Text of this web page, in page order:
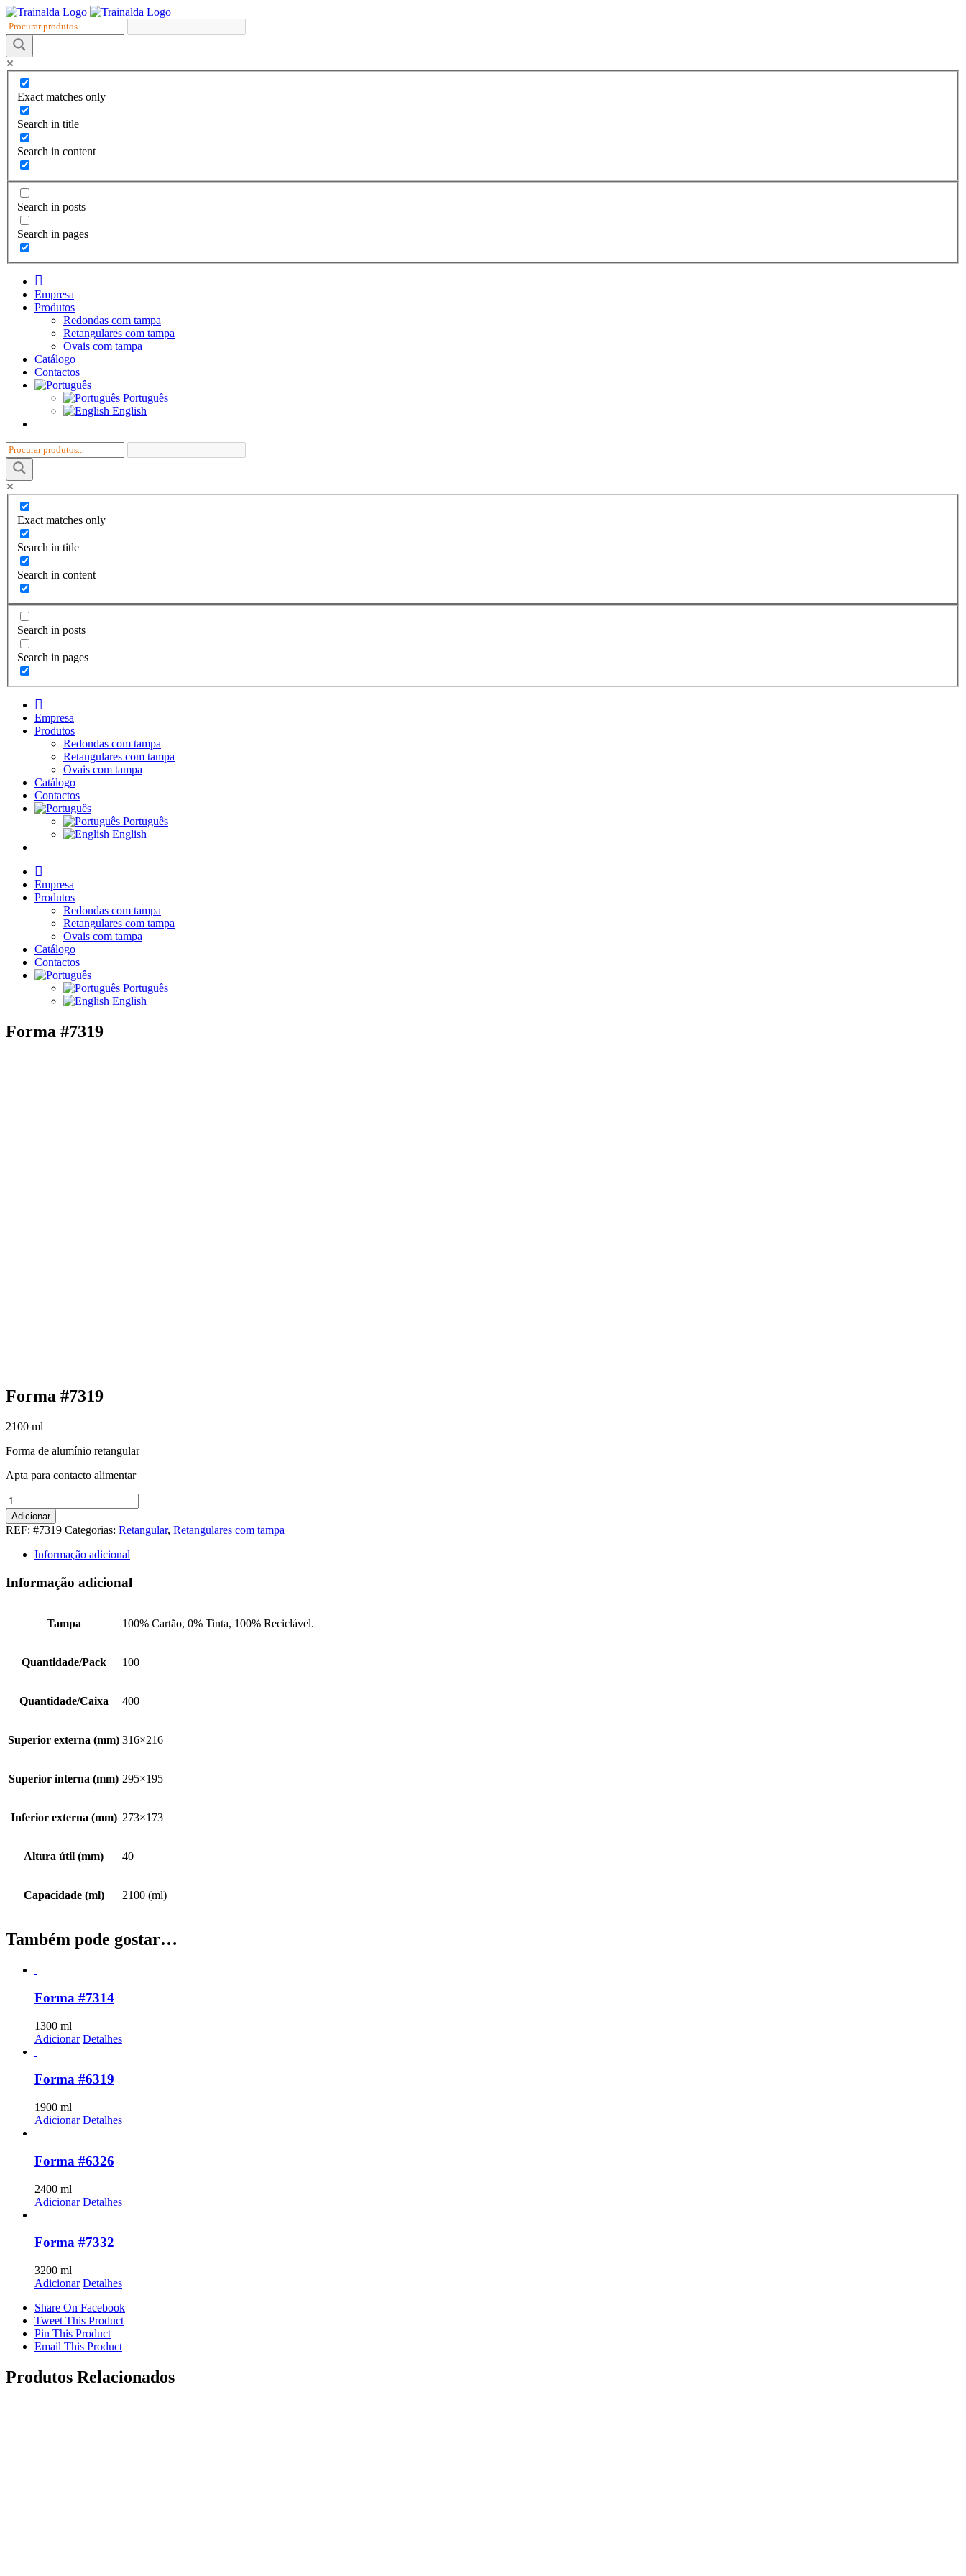
Skip
to
content
Exact matches only
Search in title
Search in content
Search in posts
Search in pages
n
i
Empresa
Produtos
Redondas com tampa
Retangulares com tampa
Ovais com tampa
Catálogo
Contactos
Português
English
Exact matches only
Search in title
Search in content
Search in posts
Search in pages
n
i
Empresa
Produtos
Redondas com tampa
Retangulares com tampa
Ovais com tampa
Catálogo
Contactos
Português
English
n
i
Empresa
Produtos
Redondas com tampa
Retangulares com tampa
Ovais com tampa
Catálogo
Contactos
Português
English
Forma #7319
Forma #7319
2100 ml
Forma de alumínio retangular
Apta para contacto alimentar
Quantidade
de
Forma
#7319
Adicionar
REF: #7319 Categorias: Retangular, Retangulares com tampa
Informação adicional
Informação adicional
Tampa 100% Cartão, 0% Tinta, 100% Reciclável.
Quantidade/Pack 100
Quantidade/Caixa 400
Superior externa (mm) 316×216
Superior interna (mm) 295×195
Inferior externa (mm) 273×173
Altura útil (mm) 40
Capacidade (ml) 2100 (ml)
Também pode gostar…
Forma #7314
1300 ml
Adicionar Detalhes
Forma #6319
1900 ml
Adicionar Detalhes
Forma #6326
2400 ml
Adicionar Detalhes
Forma #7332
3200 ml
Adicionar Detalhes
Share On Facebook
Tweet This Product
Pin This Product
Email This Product
Produtos Relacionados